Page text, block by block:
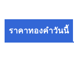
ราคาทองคำวันนี้